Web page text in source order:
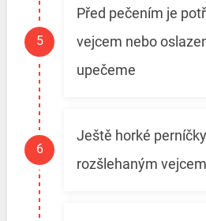
Před pečením je
vejcem nebo
upečeme
Ještě horké
rozšlehaným